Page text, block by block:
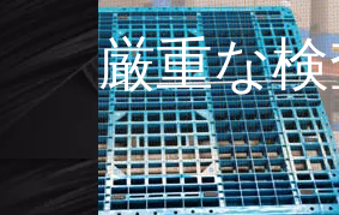
厳重な